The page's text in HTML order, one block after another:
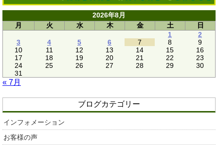
2026年8月
月
火 水 木 金 土
日
1
2
3
4 5 6 7 8
9
10
11 12 13 14 15
16
17
18 19 20 21 22
23
24
25 26 27 28 29
30
31
« 7月
ブログカテゴリー
インフォメーション
お客様の声